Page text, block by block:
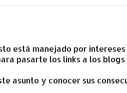
está manejado por
pasarte los links a los
asunto y conocer sus